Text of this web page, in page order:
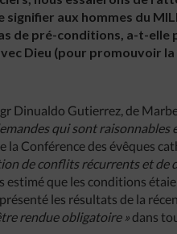
aux hommes du
de pré-conditions, a-t-
Dieu (pour promouvoir la
Dinualdo Gutierrez, de
qui sont raisonnables
Conférence des évêques
de conflits récurrents et
estimé que les conditions
les résultats de la
rendue obligatoire » dans